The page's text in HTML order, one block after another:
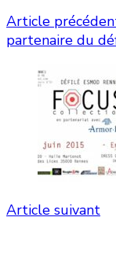
Article
partenaire du
Article suivant